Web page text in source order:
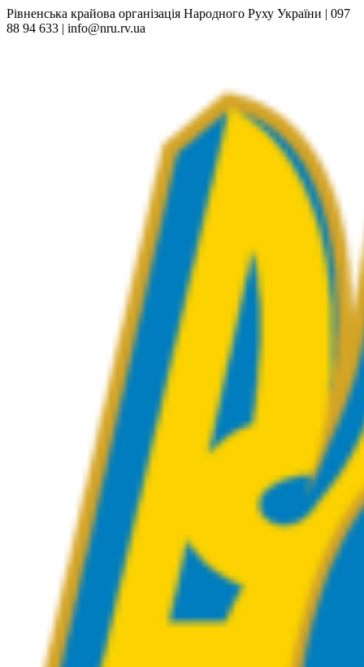
Рівненська крайова організація Народного Руху України | 097
88 94 633 | info@nru.rv.ua